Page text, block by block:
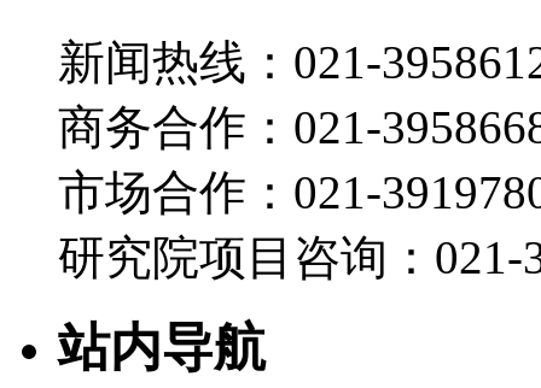
新闻热线：021-
商务合作：021-
市场合作：021-
研究院项目咨询：021-
站内导航